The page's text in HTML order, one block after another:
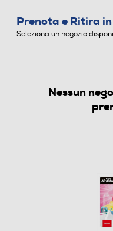
ACCESSORI HOME
Prenota e Ritira
Seleziona un negozio
Nessun